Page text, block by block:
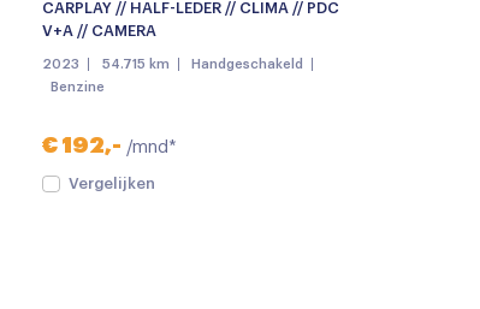
CARPLAY // HALF-LEDER // CLIMA // PDC
V+A // CAMERA
2023 54.715 km
Handgeschakeld
Benzine
€ 192,- /mnd*
Vergelijken